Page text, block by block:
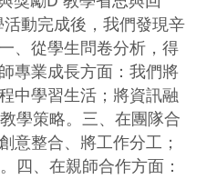
動完成後，我們發現辛
、從學生問卷分析，得
專業成長方面：我們將
中學習生活；將資訊融
學策略。三、在團隊合
意整合、將工作分工；
四、在親師合作方面：